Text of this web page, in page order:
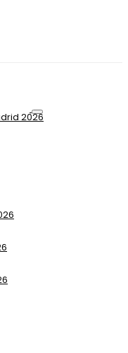
2026